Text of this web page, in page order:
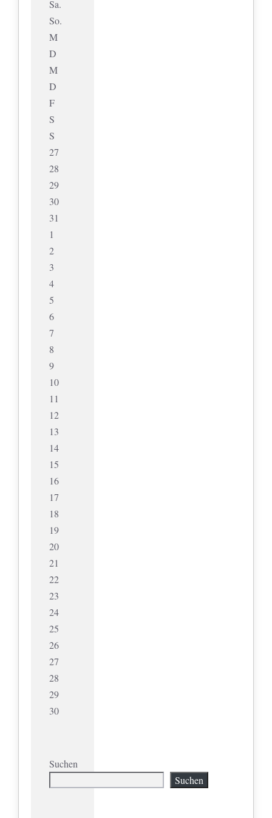
Sa.
So.
M
D
M
D
F
S
S
27
28
29
30
31
1
2
3
4
5
6
7
8
9
10
11
12
13
14
15
16
17
18
19
20
21
22
23
24
25
26
27
28
29
30
Suchen
Suchen